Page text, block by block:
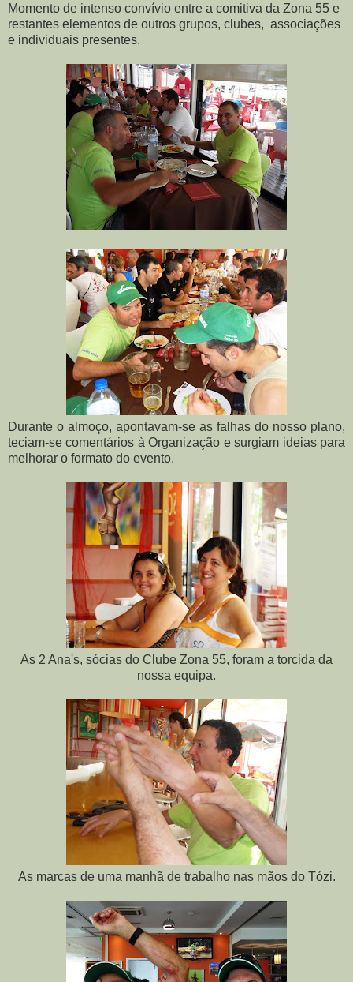
Momento de intenso convívio entre a comitiva da Zona 55 e
restantes elementos de outros grupos, clubes, associações
e individuais presentes.
Durante o almoço, apontavam-se as falhas do nosso plano,
teciam-se comentários à Organização e surgiam ideias para
melhorar o formato do evento.
As 2 Ana's, sócias do Clube Zona 55, foram a torcida da
nossa equipa.
As marcas de uma manhã de trabalho nas mãos do Tózi.